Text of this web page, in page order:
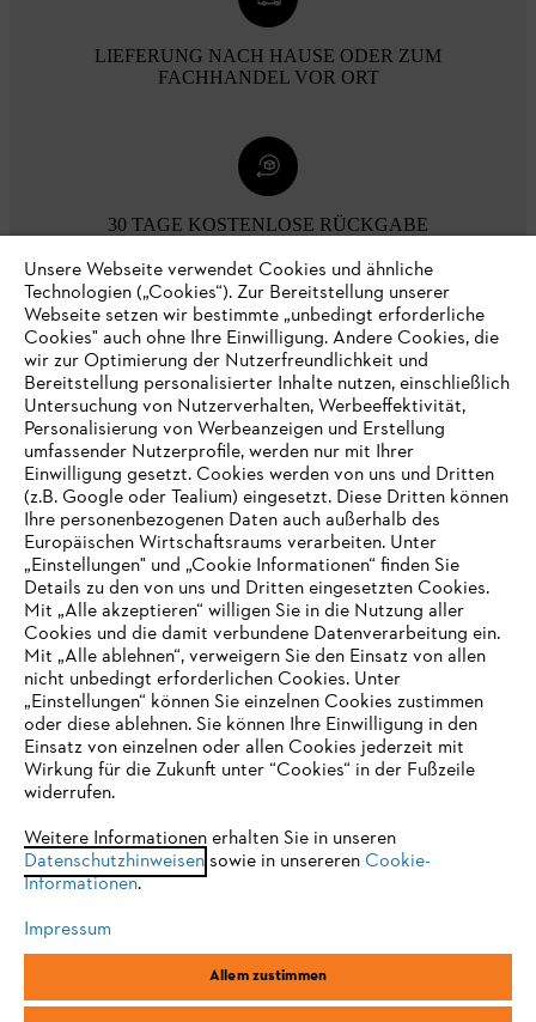
LIEFERUNG NACH HAUSE ODER ZUM
FACHHANDEL VOR ORT
30 TAGE KOSTENLOSE RÜCKGABE
Zahlungsmöglichkeiten
Unternehmen
Online Shop
Service
Allgemeine Geschäftsbedingungen
Impressum Cookies Rechtliche Informationen
IHR BROWSER WIRD NICHT
UNTERSTÜTZT
eine optimale Nutzung unserer Seite empfehlen wir Ihnen, zu
einem der folgenden Browser zu wechseln:
Firefox Chrome
Unsere Webseite verwendet Cookies und ähnliche
Technologien („Cookies“). Zur Bereitstellung unserer
Webseite setzen wir bestimmte „unbedingt erforderliche
Cookies" auch ohne Ihre Einwilligung. Andere Cookies, die
wir zur Optimierung der Nutzerfreundlichkeit und
Bereitstellung personalisierter Inhalte nutzen, einschließlich
Untersuchung von Nutzerverhalten, Werbeeffektivität,
Personalisierung von Werbeanzeigen und Erstellung
umfassender Nutzerprofile, werden nur mit Ihrer
Einwilligung gesetzt. Cookies werden von uns und Dritten
(z.B. Google oder Tealium) eingesetzt. Diese Dritten können
Ihre personenbezogenen Daten auch außerhalb des
Europäischen Wirtschaftsraums verarbeiten. Unter
„Einstellungen" und „Cookie Informationen“ finden Sie
Details zu den von uns und Dritten eingesetzten Cookies.
Mit „Alle akzeptieren“ willigen Sie in die Nutzung aller
Cookies und die damit verbundene Datenverarbeitung ein.
Mit „Alle ablehnen“, verweigern Sie den Einsatz von allen
nicht unbedingt erforderlichen Cookies. Unter
„Einstellungen“ können Sie einzelnen Cookies zustimmen
oder diese ablehnen. Sie können Ihre Einwilligung in den
Einsatz von einzelnen oder allen Cookies jederzeit mit
Wirkung für die Zukunft unter “Cookies“ in der Fußzeile
widerrufen.
Weitere Informationen erhalten Sie in unseren
Datenschutzhinweisensowie in unsereren Cookie-
Informationen.
Impressum
Allem zustimmen